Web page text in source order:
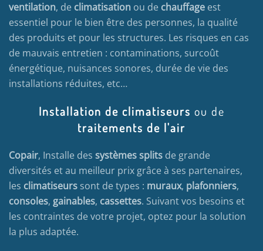
ventilation, de climatisation ou de chauffage est
essentiel pour le bien être des personnes, la qualité
des produits et pour les structures. Les risques en cas
de mauvais entretien : contaminations, surcoût
énergétique, nuisances sonores, durée de vie des
installations réduites, etc…
Installation de climatiseurs ou de
traitements de l'air
Copair, Installe des systèmes splits de grande
diversités et au meilleur prix grâce à ses partenaires,
les climatiseurs sont de types : muraux, plafonniers,
consoles, gainables, cassettes. Suivant vos besoins et
les contraintes de votre projet, optez pour la solution
la plus adaptée.